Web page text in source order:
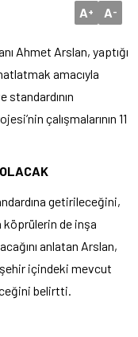
A+ A-
Ahmet Arslan, yaptığı
amacıyla
standardının
çalışmalarının 11
getirileceğini,
köprülerin de inşa
anlatan Arslan,
şehir içindeki mevcut
belirtti.